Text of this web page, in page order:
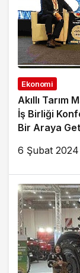
Ekonomi
Akıllı Tarım
İş Birliği
Bir Araya
6 Şubat